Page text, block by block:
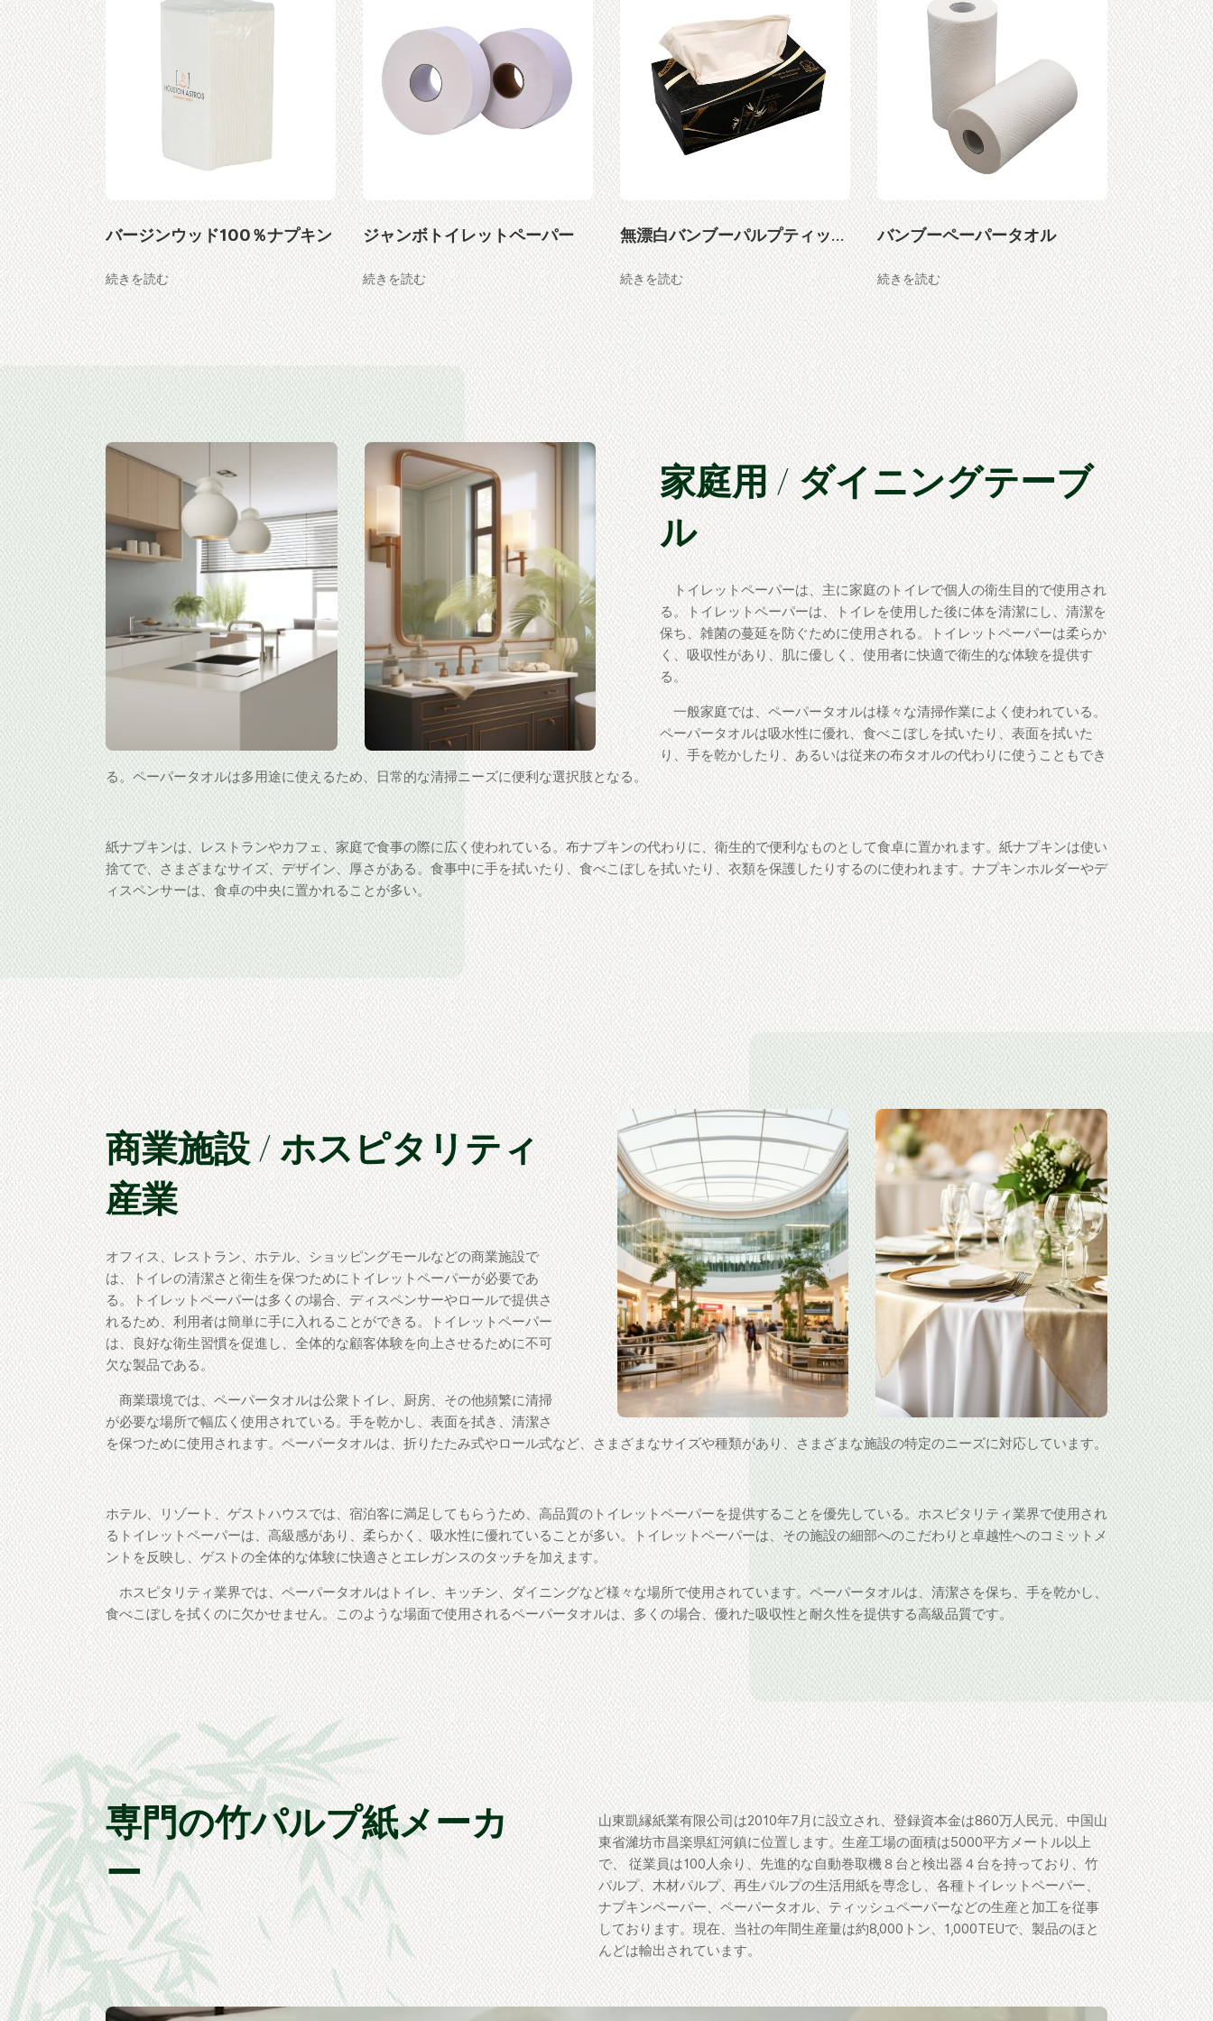
竹パルプ無漂白トイレットペーパー バージンウッド100％ナプキン
続きを読む
ジャンボトイレットペーパー
続きを読む
無漂白バンブーパルプティッシュペーパー
続きを読む
バンブーペーパータオル
続きを読む
木パルプ
続きを読む
家庭用 / ダイニングテーブ
ル
トイレットペーパーは、主に家庭のトイレで個人の衛生目的で使用され
る。トイレットペーパーは、トイレを使用した後に体を清潔にし、清潔を
保ち、雑菌の蔓延を防ぐために使用される。トイレットペーパーは柔らか
く、吸収性があり、肌に優しく、使用者に快適で衛生的な体験を提供す
る。
一般家庭では、ペーパータオルは様々な清掃作業によく使われている。
ペーパータオルは吸水性に優れ、食べこぼしを拭いたり、表面を拭いた
り、手を乾かしたり、あるいは従来の布タオルの代わりに使うこともでき
る。ペーパータオルは多用途に使えるため、日常的な清掃ニーズに便利な選択肢となる。
紙ナプキンは、レストランやカフェ、家庭で食事の際に広く使われている。布ナプキンの代わりに、衛生的で便利なものとして食卓に置かれます。紙ナプキンは使い
捨てで、さまざまなサイズ、デザイン、厚さがある。食事中に手を拭いたり、食べこぼしを拭いたり、衣類を保護したりするのに使われます。ナプキンホルダーやデ
ィスペンサーは、食卓の中央に置かれることが多い。
商業施設 / ホスピタリティ
産業
オフィス、レストラン、ホテル、ショッピングモールなどの商業施設で
は、トイレの清潔さと衛生を保つためにトイレットペーパーが必要であ
る。トイレットペーパーは多くの場合、ディスペンサーやロールで提供さ
れるため、利用者は簡単に手に入れることができる。トイレットペーパー
は、良好な衛生習慣を促進し、全体的な顧客体験を向上させるために不可
欠な製品である。
商業環境では、ペーパータオルは公衆トイレ、厨房、その他頻繁に清掃
が必要な場所で幅広く使用されている。手を乾かし、表面を拭き、清潔さ
を保つために使用されます。ペーパータオルは、折りたたみ式やロール式など、さまざまなサイズや種類があり、さまざまな施設の特定のニーズに対応しています。
ホテル、リゾート、ゲストハウスでは、宿泊客に満足してもらうため、高品質のトイレットペーパーを提供することを優先している。ホスピタリティ業界で使用され
るトイレットペーパーは、高級感があり、柔らかく、吸水性に優れていることが多い。トイレットペーパーは、その施設の細部へのこだわりと卓越性へのコミットメ
ントを反映し、ゲストの全体的な体験に快適さとエレガンスのタッチを加えます。
ホスピタリティ業界では、ペーパータオルはトイレ、キッチン、ダイニングなど様々な場所で使用されています。ペーパータオルは、清潔さを保ち、手を乾かし、
食べこぼしを拭くのに欠かせません。このような場面で使用されるペーパータオルは、多くの場合、優れた吸収性と耐久性を提供する高級品質です。
専門の竹パルプ紙メーカ
ー
山東凱縁紙業有限公司は2010年7月に設立され、登録資本金は860万人民元、中国山
東省濰坊市昌楽県紅河鎮に位置します。生産工場の面積は5000平方メートル以上
で、 従業員は100人余り、先進的な自動巻取機８台と検出器４台を持っており、竹
パルプ、木材パルプ、再生パルプの生活用紙を専念し、各種トイレットペーパー、
ナプキンペーパー、ペーパータオル、ティッシュペーパーなどの生産と加工を従事
しております。現在、当社の年間生産量は約8,000トン、1,000TEUで、製品のほと
んどは輸出されています。